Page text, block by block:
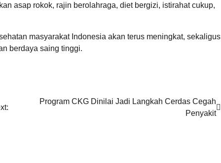
asap rokok, rajin berolahraga, diet bergizi, istirahat cukup,
masyarakat Indonesia akan terus meningkat, sekaligus
berdaya saing tinggi.
Program CKG Dinilai Jadi Langkah Cerdas Cegah
Penyakit